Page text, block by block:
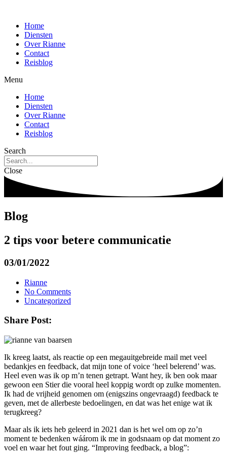
Home
Diensten
Over Rianne
Contact
Reisblog
Menu
Home
Diensten
Over Rianne
Contact
Reisblog
Search
Close
Blog
2 tips voor betere communicatie
03/01/2022
Rianne
No Comments
Uncategorized
Share Post:
Ik kreeg laatst, als reactie op een megauitgebreide mail met veel
bedankjes en feedback, dat mijn tone of voice ‘heel belerend’ was.
Heel even was ik op m’n tenen getrapt. Want hey, ik ben ook maar
gewoon een Stier die vooral heel koppig wordt op zulke momenten.
Ik had de vrijheid genomen om (enigszins ongevraagd) feedback te
geven, met de allerbeste bedoelingen, en dat was het enige wat ik
terugkreeg?
Maar als ik iets heb geleerd in 2021 dan is het wel om op zo’n
moment te bedenken wáárom ik me in godsnaam op dat moment zo
voel en waar het fout ging. “Improving feedback, a blog”: